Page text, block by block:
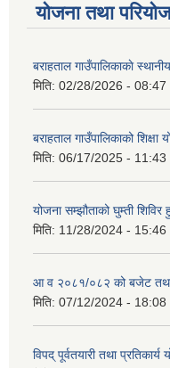
योजना तथा
बराहताल गाउँपालिकाकाे
मिति: 02/28/2026 - 08:47
बराहताल गाउँपालिकाको शिक्षा
मिति: 06/17/2025 - 11:43
योजना सम्झौताको घुम्ती
मिति: 11/28/2024 - 15:46
आ व २०८१/०८२ को बजेट तथा
मिति: 07/12/2024 - 18:08
विपद् पूर्वतयारी तथा